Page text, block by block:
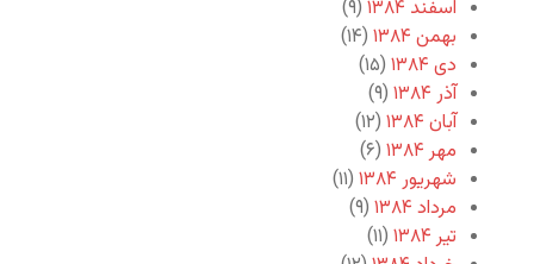
اسفند ۱۳۸۴
(۹)
بهمن ۱۳۸۴
(۱۴)
دی ۱۳۸۴
(۱۵)
آذر ۱۳۸۴
(۹)
آبان ۱۳۸۴
(۱۲)
مهر ۱۳۸۴
(۶)
شهریور ۱۳۸۴
(۱۱)
مرداد ۱۳۸۴
(۹)
تیر ۱۳۸۴
(۱۱)